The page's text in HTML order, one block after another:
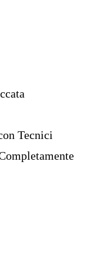
Tecnici